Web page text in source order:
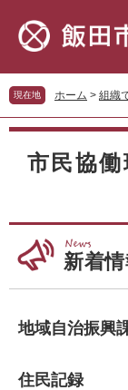
先
頭
を
飛
現在地 ホーム > 組織
本
市民協働
新着
地域自治振興
住民記録